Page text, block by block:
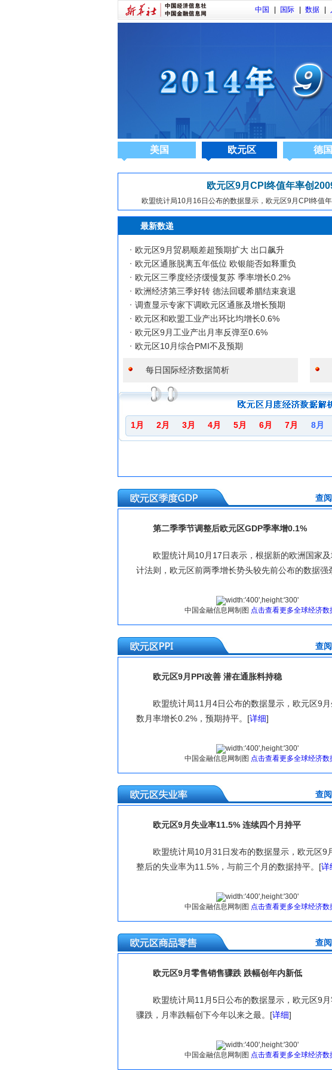
中国 国际 数据
美国 欧元区 德国
欧元区9月CPI终值年率创
欧盟统计局10月16日公布的数据显示，欧元区9月CPI终值
最新数递
欧元区9月贸易顺差超预期扩大 出口飙升
欧元区通胀脱离五年低位 欧银能否如释重负
欧元区三季度经济缓慢复苏 季率增长0.2%
欧洲经济第三季好转 德法回暖希腊结束衰退
调查显示专家下调欧元区通胀及增长预期
欧元区和欧盟工业产出环比均增长0.6%
欧元区9月工业产出月率反弹至0.6%
欧元区10月综合PMI不及预期
每日国际经济数据简析
1月 2月 3月 4月 5月 6月 7月 8月
查阅历史数
第二季季节调整后欧元区GDP季率增0.1%
欧盟统计局10月17日表示，根据新的欧洲国家
计法则，欧元区前两季增长势头较先前公布的数据强
中国金融信息网制图 点击查看更多全球经济数
查阅历史数
欧元区9月PPI改善 潜在通胀料持稳
欧盟统计局11月4日公布的数据显示，欧元区9
数月率增长0.2%，预期持平。[详细]
中国金融信息网制图 点击查看更多全球经济数
查阅历史数
欧元区9月失业率11.5% 连续四个月持平
欧盟统计局10月31日发布的数据显示，欧元区9
整后的失业率为11.5%，与前三个月的数据持平。[详
中国金融信息网制图 点击查看更多全球经济数
查阅历史数
欧元区9月零售销售骤跌 跌幅创年内新低
欧盟统计局11月5日公布的数据显示，欧元区9
骤跌，月率跌幅创下今年以来之最。[详细]
中国金融信息网制图 点击查看更多全球经济数